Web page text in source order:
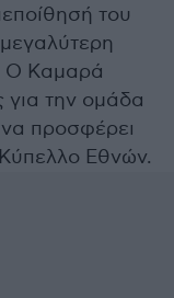
του
Ο Καμαρά
για την ομάδα
προσφέρει
Εθνών.